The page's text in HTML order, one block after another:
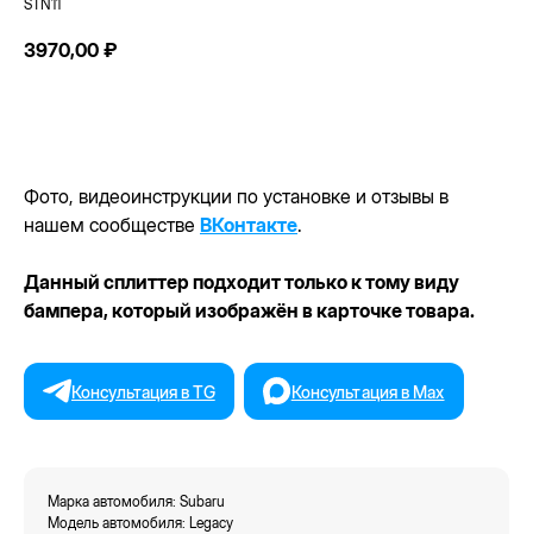
STN11
3970,00 ₽
Фото, видеоинструкции по установке и отзывы в
нашем сообществе ВКонтакте.
Данный сплиттер подходит только к тому виду
бампера, который изображён в карточке товара.
Консультация в TG Консультация в Max
Марка автомобиля: Subaru
Модель автомобиля: Legacy